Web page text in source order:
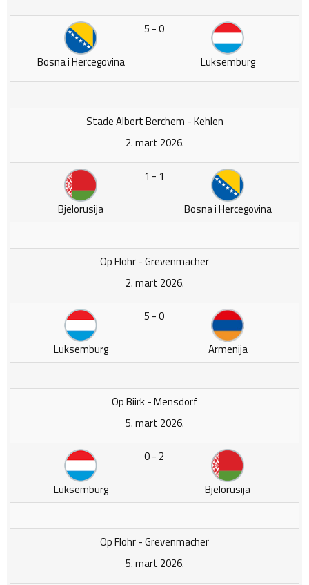
Bosna i Hercegovina
5 - 0
Luksemburg
Stade Albert Berchem - Kehlen
2. mart 2026.
Bjelorusija
1 - 1
Bosna i Hercegovina
Op Flohr - Grevenmacher
2. mart 2026.
Luksemburg
5 - 0
Armenija
Op Biirk - Mensdorf
5. mart 2026.
Luksemburg
0 - 2
Bjelorusija
Op Flohr - Grevenmacher
5. mart 2026.